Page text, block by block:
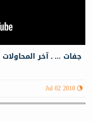
جفات ... ـ آخر
Jul 02 2018